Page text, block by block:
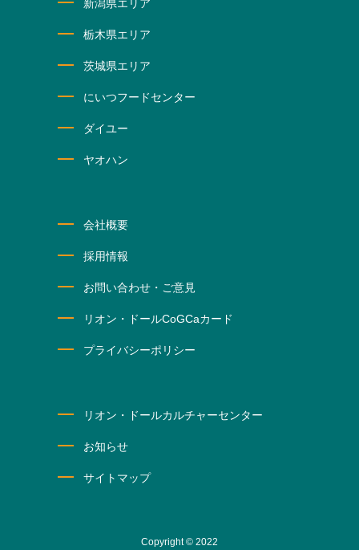
新潟県エリア
栃木県エリア
茨城県エリア
にいつフードセンター
ダイユー
ヤオハン
会社概要
採用情報
お問い合わせ・ご意見
リオン・ドールCoGCaカード
プライバシーポリシー
リオン・ドールカルチャーセンター
お知らせ
サイトマップ
Copyright © 2022